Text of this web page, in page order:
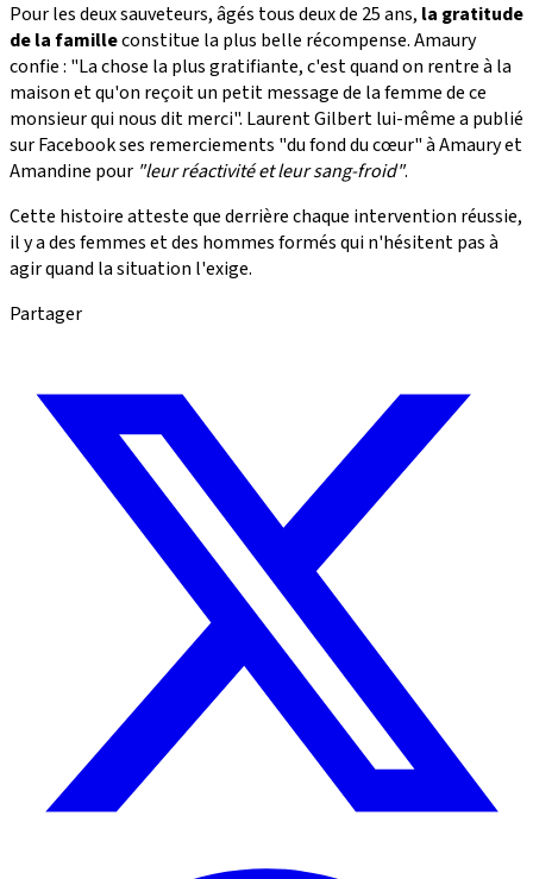
Pour les deux sauveteurs, âgés tous deux de 25 ans, la gratitude
de la familleconstitue la plus belle récompense. Amaury
confie : "La chose la plus gratifiante, c'est quand on rentre à la
maison et qu'on reçoit un petit message de la femme de ce
monsieur qui nous dit merci". Laurent Gilbert lui-même a publié
sur Facebook ses remerciements "du fond du cœur" à Amaury et
Amandine pour "leur réactivité et leur sang-froid".
Cette histoire atteste que derrière chaque intervention réussie,
il y a des femmes et des hommes formés qui n'hésitent pas à
agir quand la situation l'exige.
Partager